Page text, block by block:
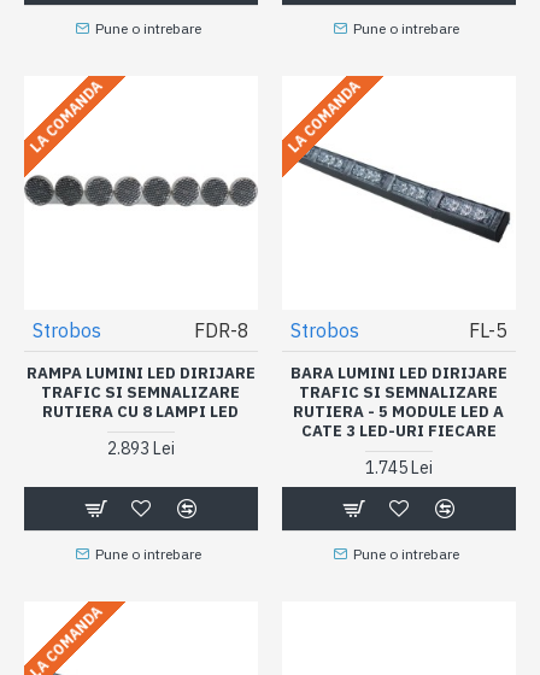
Pune o intrebare Pune o intrebare
LA COMANDA
Strobos FDR-8
RAMPA LUMINI LED DIRIJARE
TRAFIC SI SEMNALIZARE
RUTIERA CU 8 LAMPI LED
2.893 Lei
Pune o intrebare
LA COMANDA
Strobos FL-5
BARA LUMINI LED DIRIJARE
TRAFIC SI SEMNALIZARE
RUTIERA - 5 MODULE LED A
CATE 3 LED-URI FIECARE
1.745 Lei
Pune o intrebare
LA COMANDA